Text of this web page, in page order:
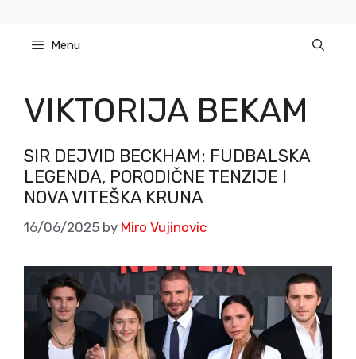
content Menu
VIKTORIJA BEKAM
SIR DEJVID BECKHAM: FUDBALSKA
LEGENDA, PORODIČNE TENZIJE I
NOVA VITEŠKA KRUNA
16/06/2025 by Miro Vujinovic